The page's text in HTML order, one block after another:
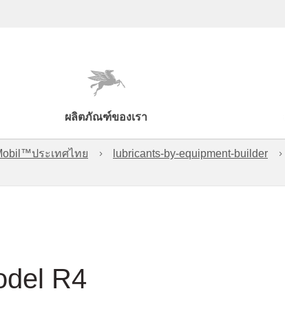
ผลิตภัณฑ์ของเรา
ประเทศไทย lubricants-by-equipment-builder
R4